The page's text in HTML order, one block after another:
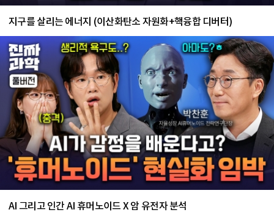
지구를 살리는 에너지 (이산화탄소 자원화+핵융합 디버터)
AI 그리고 인간 AI 휴머노이드 X 암 유전자 분석